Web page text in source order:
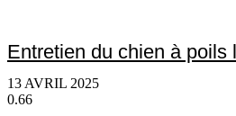
Entretien du chien à
13 AVRIL 2025